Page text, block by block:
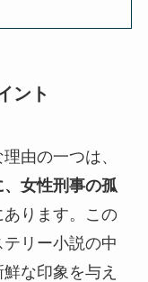
ント
由の一つは、
女性刑事の孤
あります。この
リー小説の中
な印象を与え